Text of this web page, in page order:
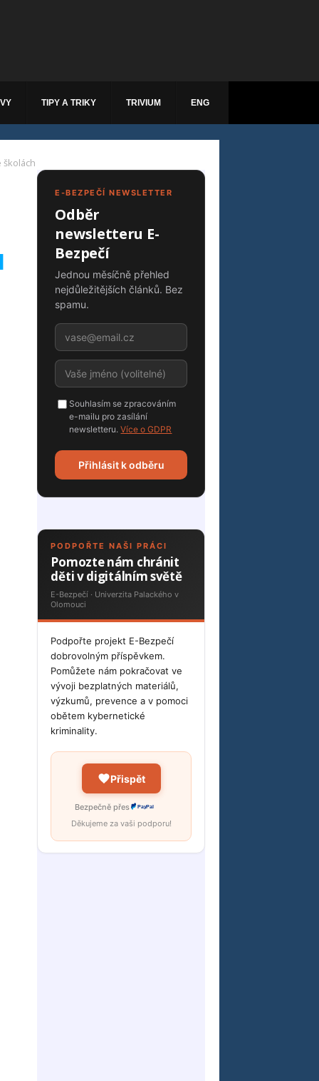
TIPY A TRIKY TRIVIUM ENG
školách
E-BEZPEČÍ NEWSLETTER
Odběr
newsletteru E-
Bezpečí
Jednou měsíčně přehled
nejdůležitějších článků. Bez
spamu.
Souhlasím se zpracováním
e-mailu pro zasílání
newsletteru.Více o GDPR
Přihlásit k odběru
PODPOŘTE NAŠI PRÁCI
Pomozte nám chránit
děti v digitálním světě
E-Bezpečí · Univerzita Palackého v
Olomouci
Podpořte projekt E-Bezpečí
dobrovolným příspěvkem.
Pomůžete nám pokračovat ve
vývoji bezplatných materiálů,
výzkumů, prevence a v pomoci
obětem kybernetické
kriminality.
Přispět
Bezpečně přes PayPal
Děkujeme za vaši podporu!